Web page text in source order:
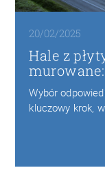
20/02/2025
Hale z
Wybór
kluczowy krok,